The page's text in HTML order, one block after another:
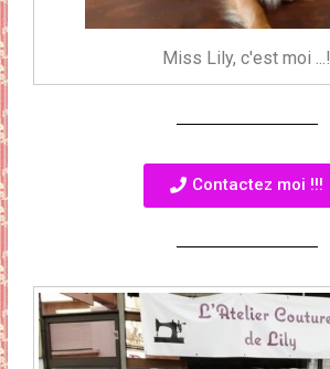
Miss Lily, c'est moi ...!
Contactez moi !!!